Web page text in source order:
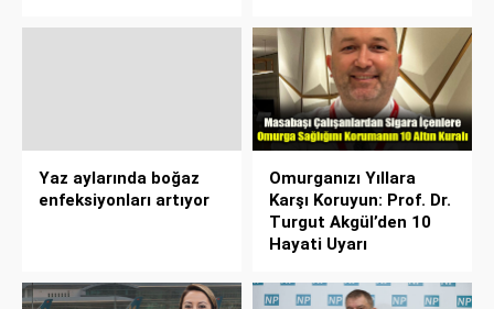
Yaz aylarında boğaz
enfeksiyonları artıyor
Omurganızı Yıllara
Karşı Koruyun: Prof. Dr.
Turgut Akgül’den 10
Hayati Uyarı